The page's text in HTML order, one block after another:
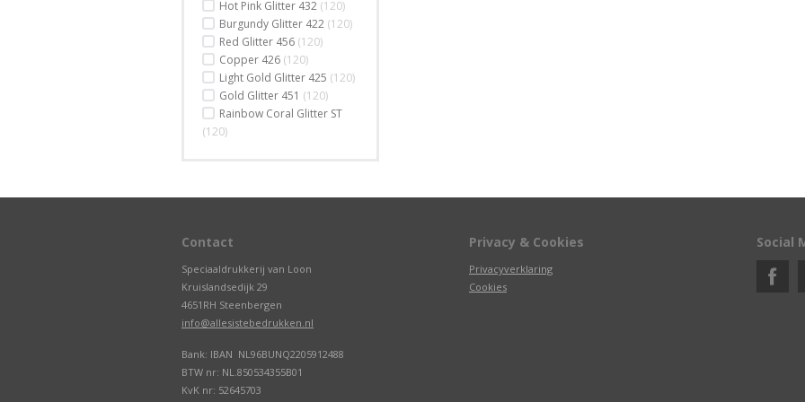
Hot Pink Glitter 432 (120)
Burgundy Glitter 422 (120)
Red Glitter 456 (120)
Copper 426 (120)
Light Gold Glitter 425 (120)
Gold Glitter 451 (120)
Rainbow Coral Glitter ST
(120)
Contact
Speciaaldrukkerij van Loon
Kruislandsedijk 29
4651RH Steenbergen
info@allesistebedrukken.nl
Bank: IBAN NL96BUNQ2205912488
BTW nr: NL.850534355B01
KvK nr: 52645703
Privacy & Cookies
Privacyverklaring
Cookies
Social